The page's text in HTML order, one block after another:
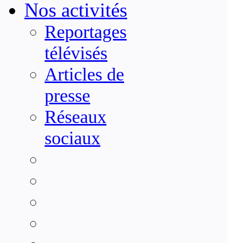
Nos activités
Reportages
télévisés
Articles de
presse
Réseaux
sociaux